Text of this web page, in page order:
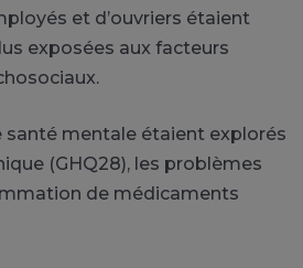
et d’ouvriers étaient
exposées aux facteurs
santé mentale étaient explorés
(GHQ28), les problèmes
de médicaments